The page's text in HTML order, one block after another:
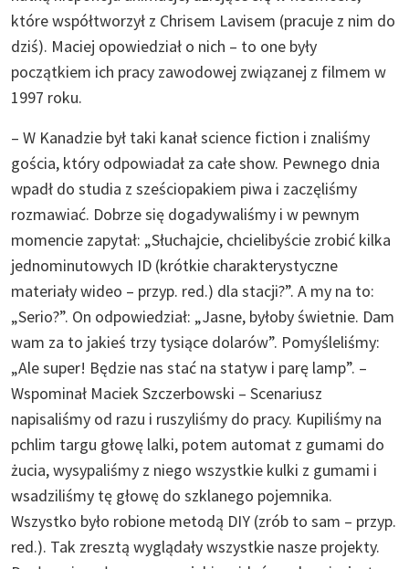
które współtworzył z Chrisem Lavisem (pracuje z nim do
dziś). Maciej opowiedział o nich – to one były
początkiem ich pracy zawodowej związanej z filmem w
1997 roku.
– W Kanadzie był taki kanał science fiction i znaliśmy
gościa, który odpowiadał za całe show. Pewnego dnia
wpadł do studia z sześciopakiem piwa i zaczęliśmy
rozmawiać. Dobrze się dogadywaliśmy i w pewnym
momencie zapytał: „Słuchajcie, chcielibyście zrobić kilka
jednominutowych ID (krótkie charakterystyczne
materiały wideo – przyp. red.) dla stacji?”. A my na to:
„Serio?”. On odpowiedział: „Jasne, byłoby świetnie. Dam
wam za to jakieś trzy tysiące dolarów”. Pomyśleliśmy:
„Ale super! Będzie nas stać na statyw i parę lamp”. –
Wspominał Maciek Szczerbowski – Scenariusz
napisaliśmy od razu i ruszyliśmy do pracy. Kupiliśmy na
pchlim targu głowę lalki, potem automat z gumami do
żucia, wysypaliśmy z niego wszystkie kulki z gumami i
wsadziliśmy tę głowę do szklanego pojemnika.
Wszystko było robione metodą DIY (zrób to sam – przyp.
red.). Tak zresztą wyglądały wszystkie nasze projekty.